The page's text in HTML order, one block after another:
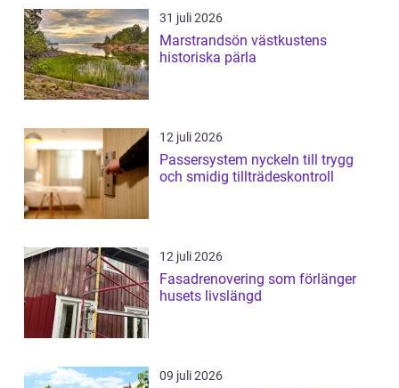
31 juli 2026
Marstrandsön västkustens
historiska pärla
12 juli 2026
Passersystem nyckeln till trygg
och smidig tillträdeskontroll
12 juli 2026
Fasadrenovering som förlänger
husets livslängd
09 juli 2026